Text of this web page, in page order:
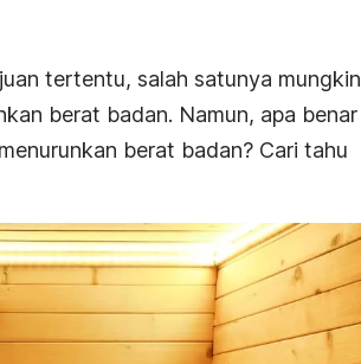
tertentu, salah satunya mungkin
berat badan. Namun, apa benar
berat badan? Cari tahu